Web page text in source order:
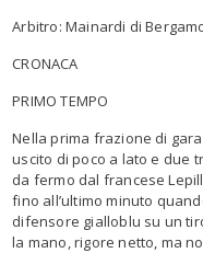
Arbitro: Mainardi di
CRONACA
PRIMO TEMPO
Nella prima frazione di
uscito di poco a lato e due
da fermo dal francese
fino all’ultimo minuto
difensore gialloblu su un
la mano, rigore netto, ma